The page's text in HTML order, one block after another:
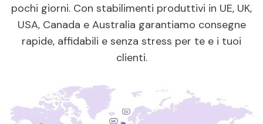
pochi giorni. Con stabilimenti produttivi in UE, UK,
USA, Canada e Australia garantiamo consegne
rapide, affidabili e senza stress per te e i tuoi
clienti.